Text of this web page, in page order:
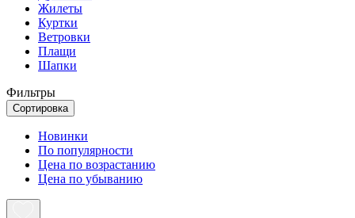
Жилеты
Куртки
Ветровки
Плащи
Шапки
Фильтры
Сортировка
Новинки
По популярности
Цена по возрастанию
Цена по убыванию